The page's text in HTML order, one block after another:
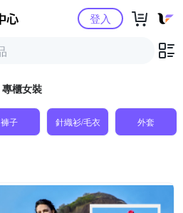
Yahoo購物中心登入
專櫃女裝
褲子 針織衫/毛衣 外套